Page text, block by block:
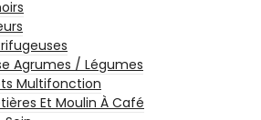
Agrumes / Légumes
Multifonction
Et Moulin À Café